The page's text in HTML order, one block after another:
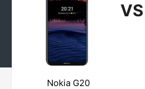
VS
Nokia G20